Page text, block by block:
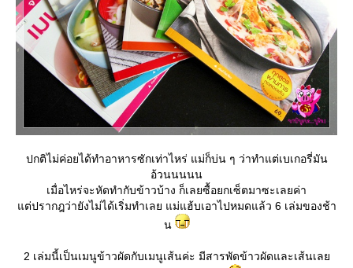
ปกติไม่ค่อยได้ทำอาหารซักเท่าไหร่ แม่ก็บ่น ๆ ว่าทำแต่เบเกอรี่มัน
อ้วนนนนน
เมื่อไหร่จะหัดทำกับข้าวบ้าง ก็เลยซื้อยกเซ็ตมาซะเลยค่า
ต่ปรากฎว่ายังไม่ได้เริ่มทำเลย แม่แฮ้บเอาไปหมดแล้ว 6 เล่มของช้า
น
2 เล่มนี้เป็นเมนูข้าวผัดกับเมนูเส้นค่ะ มีสารพัดข้าวผัดและเส้นเล